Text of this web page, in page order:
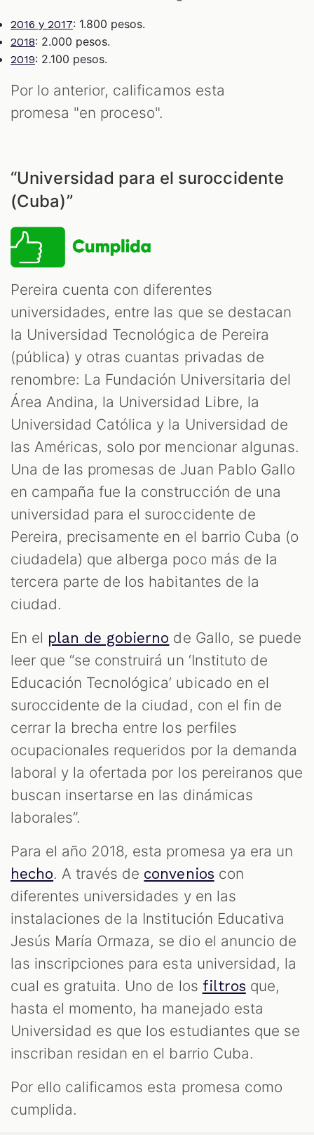
2016 y 2017: 1.800 pesos.
2018: 2.000 pesos.
2019: 2.100 pesos.
Por lo anterior, calificamos esta
promesa "en proceso".
“Universidad para el suroccidente
(Cuba)”
Pereira cuenta con diferentes
universidades, entre las que se destacan
la Universidad Tecnológica de Pereira
(pública) y otras cuantas privadas de
renombre: La Fundación Universitaria del
Área Andina, la Universidad Libre, la
Universidad Católica y la Universidad de
las Américas, solo por mencionar algunas.
Una de las promesas de Juan Pablo Gallo
en campaña fue la construcción de una
universidad para el suroccidente de
Pereira, precisamente en el barrio Cuba (o
ciudadela) que alberga poco más de la
tercera parte de los habitantes de la
ciudad.
En el plan de gobierno de Gallo, se puede
leer que “se construirá un ‘Instituto de
Educación Tecnológica’ ubicado en el
suroccidente de la ciudad, con el fin de
cerrar la brecha entre los perfiles
ocupacionales requeridos por la demanda
laboral y la ofertada por los pereiranos que
buscan insertarse en las dinámicas
laborales”.
Para el año 2018, esta promesa ya era un
hecho. A través de convenios con
diferentes universidades y en las
instalaciones de la Institución Educativa
Jesús María Ormaza, se dio el anuncio de
las inscripciones para esta universidad, la
cual es gratuita. Uno de los filtros que,
hasta el momento, ha manejado esta
Universidad es que los estudiantes que se
inscriban residan en el barrio Cuba.
Por ello calificamos esta promesa como
cumplida.